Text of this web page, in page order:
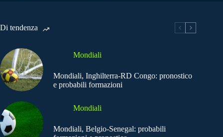
Di tendenza
Mondiali
Mondiali, Inghilterra-RD Congo: pronostico
e probabili formazioni
Mondiali
Mondiali, Belgio-Senegal: probabili